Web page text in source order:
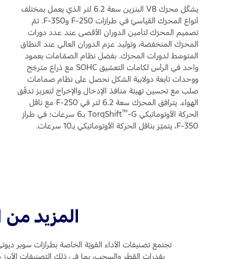
يشكّل محرّك V8 البنزين سعة 6.2 لتر الذي يعمل بمختلف
أنواع المحرّك القياسيّ في طرازات F-250 وF-350. تمّ
تصميم المحرّك لتأمين الدوران الأقصى عند عدد دورات
المحرّك المنخفضة، وتوليد عزم الدوران العالي عند النطاق
المتوسّط لدورات المحرّك. بفضل نظام الصمّامات بعمود
واحد في الرأس لكامات التعشيق SOHC مع ذراع مترجّح
ووحدات تابعة دولابية الشكل نحصل على نظام صمامات
صلب مع تحسين تهيئة منافذ الإدخال والإخراج لتعزيز تدفّق
الهواء. يترافق المحرّك سعة 6.2 لتر في F-250 مع ناقل
الحركة الأوتوماتيكي TorqShift
™
-G بـ6 سرعات؛ في طراز
F-350، يتميّز بناقل الحركة الأوتوماتيكي بـ10 سرعات.
المزيد
تجتمع تصنيفات الأداء القويّة الخاصة بطرازات سوبر